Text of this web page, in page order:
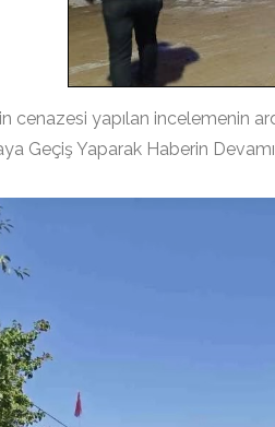
cenazesi yapılan incelemenin
Geçiş Yaparak Haberin